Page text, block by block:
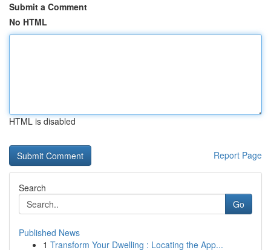
Submit a Comment
No HTML
HTML is disabled
Report Page
Search
Go
Published News
1 Transform Your Dwelling : Locating the App...